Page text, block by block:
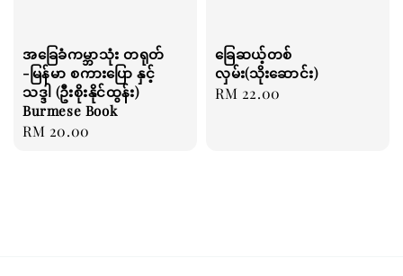
အခြေခံကမ္ဘာသုံး တရုတ်
-မြန်မာ စကားပြော နှင့်
သဒ္ဒါ (ဦးစိုးနိုင်ထွန်း)
Burmese Book
Regular
RM 20.00
ခြေဆယ့်တစ်
လှမ်း(သိုးဆောင်း)
Regular
RM 22.00